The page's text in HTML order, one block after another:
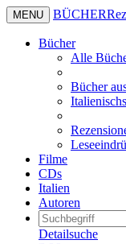
MENU BÜCHER
Bücher
Alle
Bücher
Filme
CDs
Italien
Autoren
Detailsuche